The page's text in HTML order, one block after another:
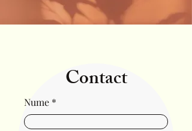
Contact
Nume